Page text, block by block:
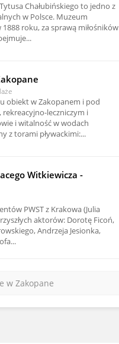
Chałubińskiego to jedno z
w Polsce. Muzeum
roku, za sprawą miłośników
obiekt w Zakopanem i pod
leczniczym i
i witalność w wodach
z torami pływackimi:...
Witkiewicza -
PWST z Krakowa (Julia
aktorów: Dorotę Ficoń,
Andrzeja Jesionka,
w Zakopane